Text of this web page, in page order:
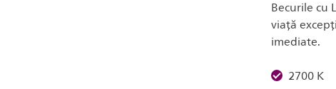
Becurile cu
viață
imediate.
2700 K